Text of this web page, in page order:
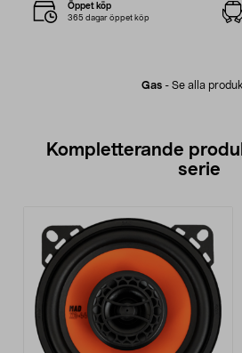
Gas - Se alla
Öppet köp
365 dagar öppet köp
Kompletterande
serie